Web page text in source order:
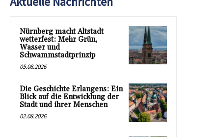
Nürnberg macht Altstadt
wetterfest: Mehr Grün,
Wasser und
Schwammstadtprinzip
05.08.2026
Die Geschichte Erlangens: Ein
Blick auf die Entwicklung der
Stadt und ihrer Menschen
02.08.2026